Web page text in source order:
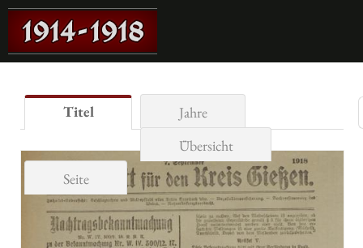
Titel
Jahre
Übersicht
Seite